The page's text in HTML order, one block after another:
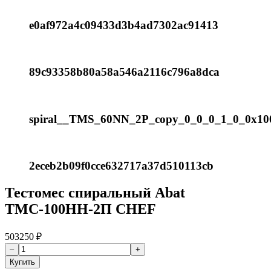
e0af972a4c09433d3b4ad7302ac91413
89c93358b80a58a546a2116c796a8dca
2eceb2b09f0cce632717a37d510113cb
Тестомес спиральный Abat
ТМС-100НН-2П CHEF
503250 ₽
Купить